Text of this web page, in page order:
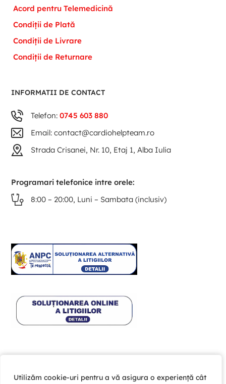
Utilizăm cookie-uri pentru a vă asigura o experiență cât
Utilizăm cookie-uri pentru a vă asigura o experiență cât
Acord pentru Telemedicină
Condiții de Plată
Condiții de Livrare
Condiții de Returnare
INFORMATII DE CONTACT
Telefon:0745 603 880
Email: contact@cardiohelpteam.ro
Strada Crisanei, Nr. 10, Etaj 1, Alba Iulia
Programari telefonice intre orele:
8:00 – 20:00, Luni – Sambata (inclusiv)